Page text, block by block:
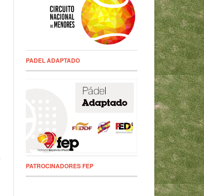
PADEL ADAPTADO
PATROCINADORES FEP